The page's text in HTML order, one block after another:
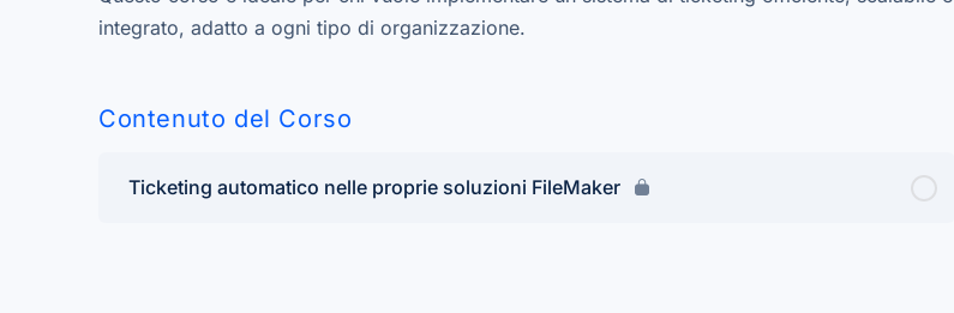
integrato, adatto a ogni tipo di organizzazione.
Contenuto del Corso
Ticketing automatico nelle proprie soluzioni FileMaker